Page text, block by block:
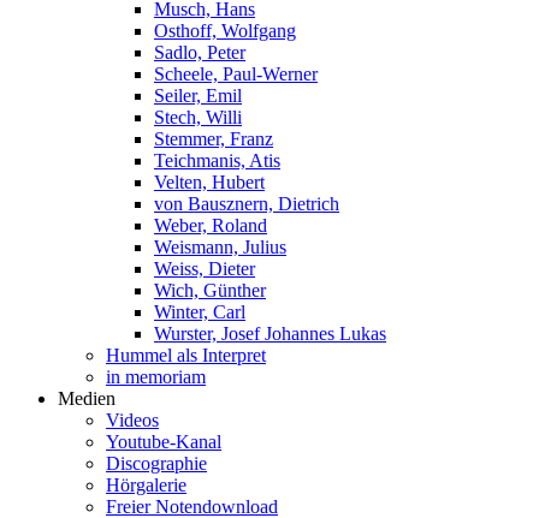
Musch, Hans
Osthoff, Wolfgang
Sadlo, Peter
Scheele, Paul-Werner
Seiler, Emil
Stech, Willi
Stemmer, Franz
Teichmanis, Atis
Velten, Hubert
von Bausznern, Dietrich
Weber, Roland
Weismann, Julius
Weiss, Dieter
Wich, Günther
Winter, Carl
Wurster, Josef Johannes Lukas
Hummel als Interpret
in memoriam
Medien
Videos
Youtube-Kanal
Discographie
Hörgalerie
Freier Notendownload